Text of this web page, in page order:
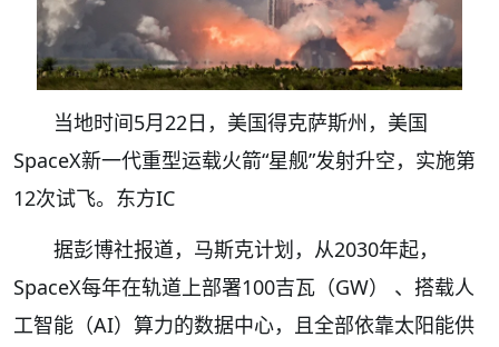
当地时间5月22日，美国得克萨斯州，美国
SpaceX新一代重型运载火箭“星舰”发射升空，实施第
12次试飞。东方IC
据彭博社报道，马斯克计划，从2030年起，
SpaceX每年在轨道上部署100吉瓦（GW） 、搭载人
工智能（AI）算力的数据中心，且全部依靠太阳能供